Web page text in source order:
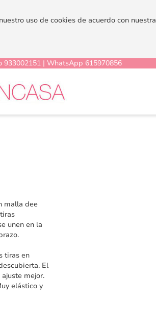
uso de cookies de acuerdo con nuestra
933002151 | WhatsApp 615970856
malla dee
unen en la
tiras en
El
mejor.
elástico y